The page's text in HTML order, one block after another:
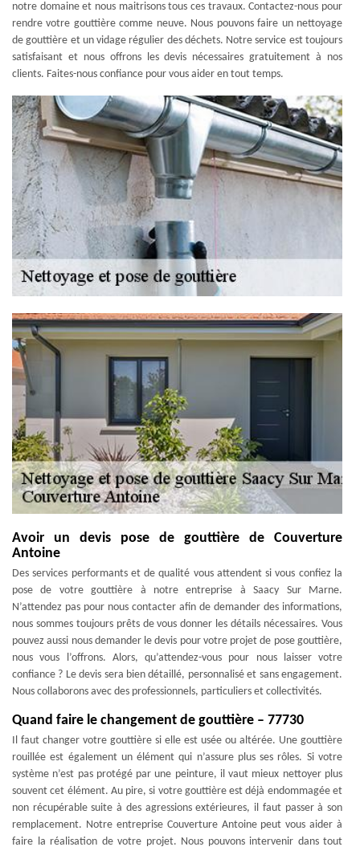
notre domaine et nous maitrisons tous ces travaux. Contactez-nous pour
rendre votre gouttière comme neuve. Nous pouvons faire un nettoyage
de gouttière et un vidage régulier des déchets. Notre service est toujours
satisfaisant et nous offrons les devis nécessaires gratuitement à nos
clients. Faites-nous confiance pour vous aider en tout temps.
Avoir un devis pose de gouttière de Couverture
Antoine
Des services performants et de qualité vous attendent si vous confiez la
pose de votre gouttière à notre entreprise à Saacy Sur Marne.
N’attendez pas pour nous contacter afin de demander des informations,
nous sommes toujours prêts de vous donner les détails nécessaires. Vous
pouvez aussi nous demander le devis pour votre projet de pose gouttière,
nous vous l’offrons. Alors, qu’attendez-vous pour nous laisser votre
confiance ? Le devis sera bien détaillé, personnalisé et sans engagement.
Nous collaborons avec des professionnels, particuliers et collectivités.
Quand faire le changement de gouttière – 77730
Il faut changer votre gouttière si elle est usée ou altérée. Une gouttière
rouillée est également un élément qui n’assure plus ses rôles. Si votre
système n’est pas protégé par une peinture, il vaut mieux nettoyer plus
souvent cet élément. Au pire, si votre gouttière est déjà endommagée et
non récupérable suite à des agressions extérieures, il faut passer à son
remplacement. Notre entreprise Couverture Antoine peut vous aider à
faire la réalisation de votre projet. Nous pouvons intervenir dans tout